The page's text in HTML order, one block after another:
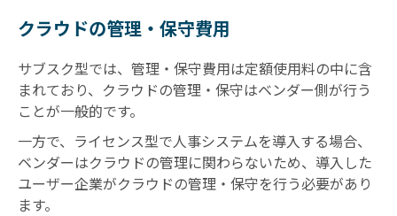
クラウドの管理・保守費用
サブスク型では、管理・保守費用は定額使用料の中に含
まれており、クラウドの管理・保守はベンダー側が行う
ことが一般的です。
一方で、ライセンス型で人事システムを導入する場合、
ベンダーはクラウドの管理に関わらないため、導入した
ユーザー企業がクラウドの管理・保守を行う必要があり
ます。